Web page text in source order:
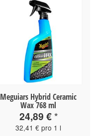
Meguiars Hybrid Ceramic
Wax 768 ml
24,89 €*
32,41 € pro 1 l